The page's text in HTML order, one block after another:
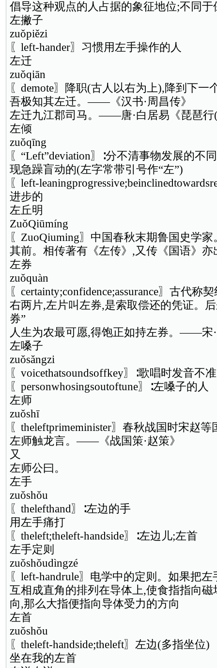
倡导这种观点的人占据的象征地位;不同
左撇子
zuǒpiězi
〖left-hander〗习惯用左手操作的人
左迁
zuǒqiān
〖demote〗降职(古人以右为上),降到下一
吾极知其左迁。——《汉书·周昌传》
左迁九江郡司马。——唐·白居易《琵琶行
左倾
zuǒqīng
〖“Left”deviation〗∶分不清事物发展的不
现急躁盲动的(左字常带引号作“左”)
〖left-
进步的
左丘明
ZuǒQiūmíng
〖ZuoQiuming〗中国春秋末期鲁国史学
其前。相传著有《左传》,又传《国语》亦
左券
zuǒquàn
〖certainty;confidence;assurance〗古代称
右两片,左片叫左券,是索取偿还的凭证。
券”
人生为农最可愿,得饱正如持左券。——宋
左嗓子
zuǒsǎngzi
〖voicethatsoundsoffkey〗∶歌唱时发音不
〖personwhosingsoutoftune〗∶左嗓子的人
左师
zuǒshī
〖theleftprimeminister〗春秋战国时宋赵
左师触龙言。——《战国策·赵策》
又
左师公曰。
左手
zuǒshǒu
〖thelefthand〗∶左边的手
用左手痛打
〖theleft;theleft-handside〗∶左边儿;左首
左手定则
zuǒshǒudìngzé
〖left-handrule〗电学中的定则。如果把
互相成直角的排列在导体上,使食指指向
向,那么大指便指向导体受力的方向
左首
zuǒshǒu
〖theleft-handside;theleft〗左边(多指坐位)
坐在我的左首